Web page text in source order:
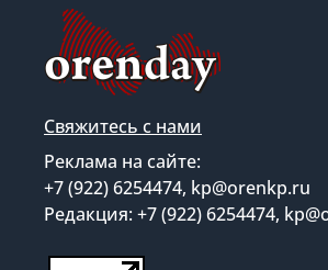
Свяжитесь с нами
Реклама на сайте:
+7 (922) 6254474, kp@orenkp.ru
Редакция: +7 (922) 6254474,